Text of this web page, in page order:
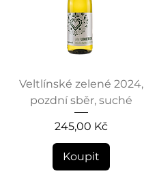
Veltlínské zelené 2024,
pozdní sběr, suché
Cena
245,00 Kč
Koupit